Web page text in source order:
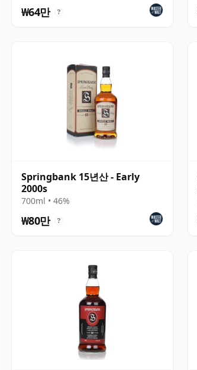
₩64만 ?
Springbank 15년산 - Early
2000s
700ml • 46%
₩80만 ?